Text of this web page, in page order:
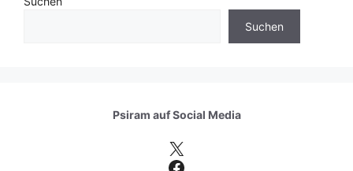
Suchen
Psiram aufSocial Media
X
Facebook